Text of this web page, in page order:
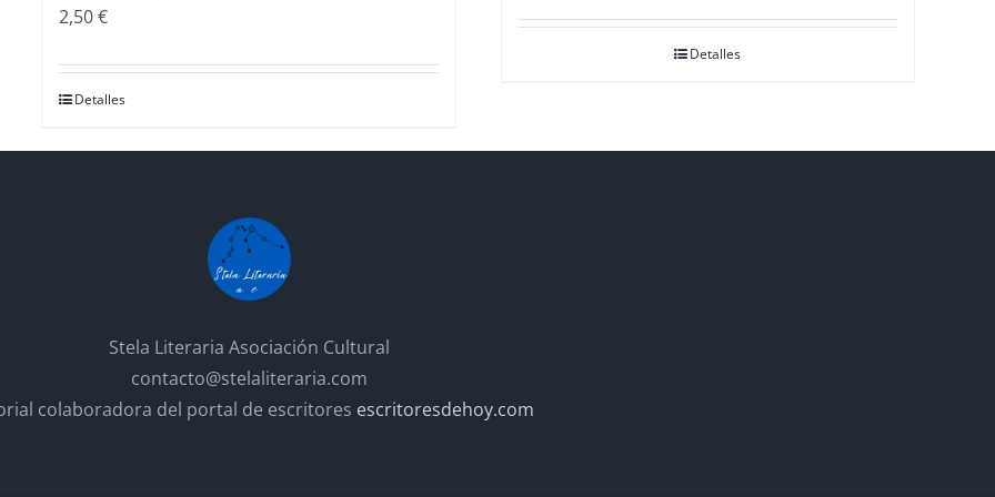
2,50€
Detalles
con
3.00de
Detalles
Stela Literaria Asociación Cultural
contacto@stelaliteraria.com
colaboradora del portal de escritores escritoresdehoy.com